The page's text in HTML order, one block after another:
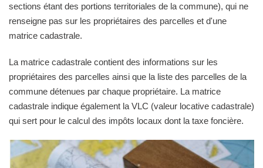
sections étant des portions territoriales de la commune), qui ne
renseigne pas sur les propriétaires des parcelles et d'une
matrice cadastrale.
La matrice cadastrale contient des informations sur les
propriétaires des parcelles ainsi que la liste des parcelles de la
commune détenues par chaque propriétaire. La matrice
cadastrale indique également la VLC (valeur locative cadastrale)
qui sert pour le calcul des impôts locaux dont la taxe foncière.